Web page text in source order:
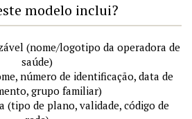
modelo inclui?
(nome/logotipo da operadora de
saúde)
número de identificação, data de
grupo familiar)
(tipo de plano, validade, código de